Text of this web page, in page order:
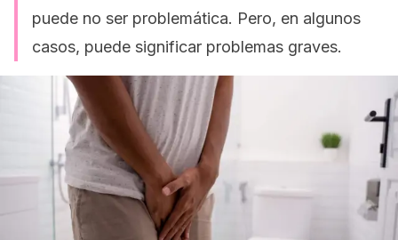
puede no ser problemática. Pero, en algunos
casos, puede significar problemas graves.